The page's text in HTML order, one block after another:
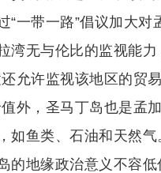
一带一路”倡议加大对
湾无与伦比的监视能力
允许监视该地区的贸
外，圣马丁岛也是孟
如鱼类、石油和天然气
地缘政治意义不容低